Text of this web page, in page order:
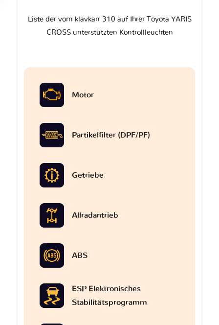
Liste der vom klavkarr 310 auf Ihrer Toyota YARIS
CROSS unterstützten Kontrollleuchten
Motor
Partikelfilter (DPF/PF)
Getriebe
Allradantrieb
ABS
ESP Elektronisches
Stabilitätsprogramm